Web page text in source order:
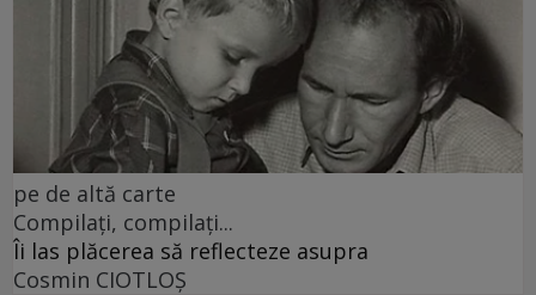
pe de altă carte
Compilați, compilați...
Îi las plăcerea să reflecteze asupra
Cosmin CIOTLOŞ